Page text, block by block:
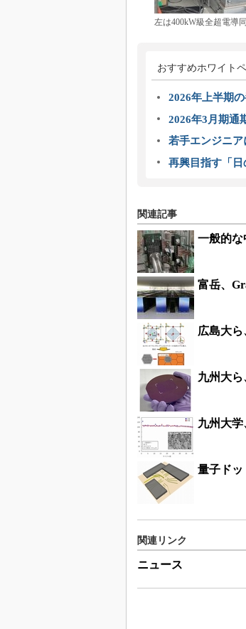
左は400kW級全超電導
おすすめホワイト
2026年上半期
2026年3月期通
若手エンジニ
再興目指す「
関連記事
一般的な
富岳、
広島大
九州大
九州大
量子ドッ
関連リンク
ニュース